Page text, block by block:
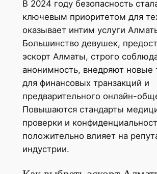
В 2024 году безопасность
ключевым приоритетом для
оказывает интим услуги
Большинство девушек,
эскорт Алматы, строго
анонимность, внедряют новые
для финансовых транзакций и
предварительного онлайн-
Повышаются стандарты
проверки и
положительно влияет на
индустрии.